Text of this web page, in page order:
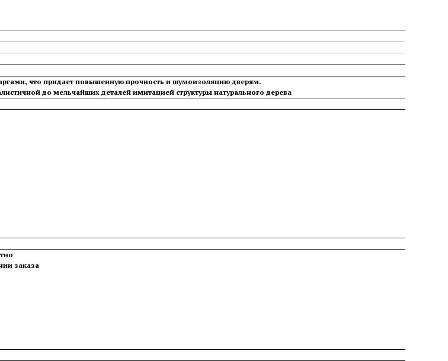
что придает повышенную прочность и шумоизоляцию дверям.
до мельчайших деталей имитацией структуры натурального дерева
заказа